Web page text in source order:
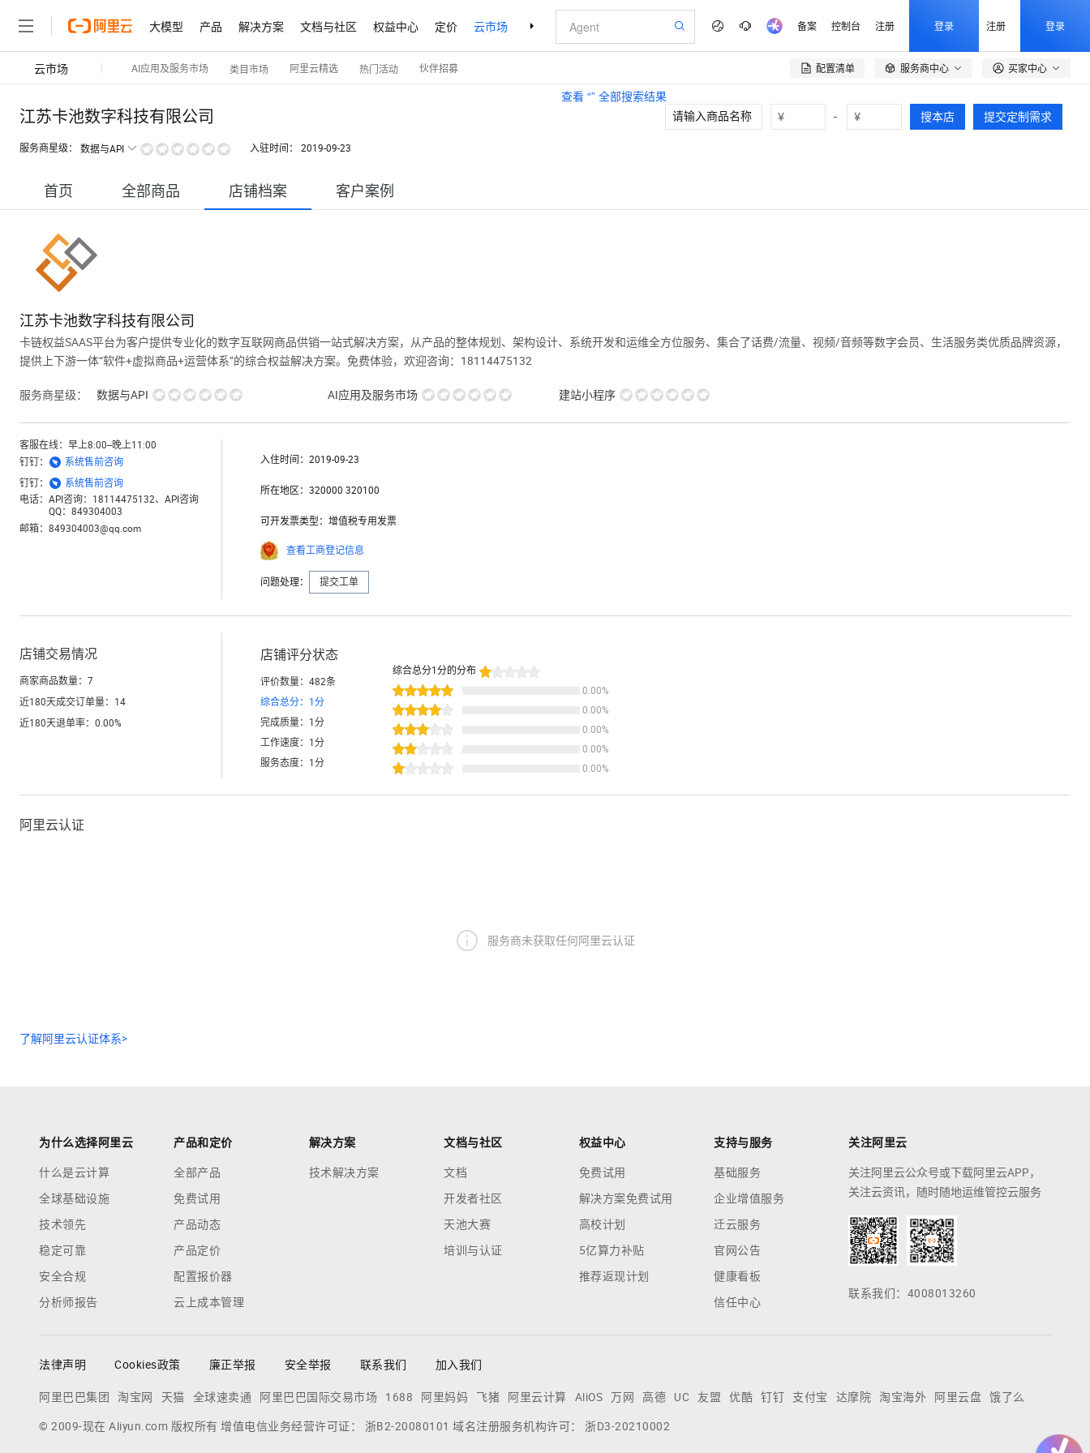
大模型 产品 解决方案 文档与社区 权益中心 定价 云市场 合作伙伴 支持与服务 了解阿里云
查看 “” 全部搜索结果
备案 控制台 注册 登录 注册 登录
云市场 AI应用及服务市场 类目市场 阿里云精选 热门活动 伙伴招募 配置清单  服务商中心 买家中心
江苏卡池数字科技有限公司
服务商星级： 数据与API 入驻时间： 2019-09-23
¥ - ¥ 搜本店 提交定制需求
首页 全部商品 店铺档案 客户案例
江苏卡池数字科技有限公司
卡链权益SAAS平台为客户提供专业化的数字互联网商品供销一站式解决方案，从产品的整体规划、架构设计、系统开发和运维全方位服务、集合了话费/流量、视频/音频等数字会员、生活服务类优质品牌资源，
提供上下游一体“软件+虚拟商品+运营体系”的综合权益解决方案。免费体验，欢迎咨询：18114475132
服务商星级： 数据与API AI应用及服务市场 建站小程序
客服在线： 早上8:00--晚上11:00
钉钉：  系统售前咨询
钉钉：  系统售前咨询
电话： API咨询：18114475132、API咨询
QQ：849304003
邮箱： 849304003@qq.com
入住时间： 2019-09-23
所在地区： 320000 320100
可开发票类型： 增值税专用发票
查看工商登记信息
问题处理： 提交工单
店铺交易情况
商家商品数量： 7
近180天成交订单量： 14
近180天退单率： 0.00%
店铺评分状态
评价数量： 482条
综合总分： 1分
完成质量： 1分
工作速度： 1分
服务态度： 1分
综合总分1 分的分布
0.00%
0.00%
0.00%
0.00%
0.00%
阿里云认证
服务商未获取任何阿里云认证
了解阿里云认证体系>
为什么选择阿里云
什么是云计算
全球基础设施
技术领先
稳定可靠
安全合规
分析师报告
产品和定价
全部产品
免费试用
产品动态
产品定价
配置报价器
云上成本管理
解决方案
技术解决方案
文档与社区
文档
开发者社区
天池大赛
培训与认证
权益中心
免费试用
解决方案免费试用
高校计划
5亿算力补贴
推荐返现计划
支持与服务
基础服务
企业增值服务
迁云服务
官网公告
健康看板
信任中心
关注阿里云
关注阿里云公众号或下载阿里云APP，
关注云资讯，随时随地运维管控云服务
联系我们：4008013260
法律声明 Cookies政策 廉正举报 安全举报 联系我们 加入我们
阿里巴巴集团 淘宝网 天猫 全球速卖通 阿里巴巴国际交易市场 1688 阿里妈妈 飞猪 阿里云计算 AliOS 万网 高德 UC 友盟 优酷 钉钉 支付宝 达摩院 淘宝海外 阿里云盘 饿了么
© 2009-现在 Aliyun.com 版权所有 增值电信业务经营许可证： 浙B2-20080101 域名注册服务机构许可： 浙D3-20210002